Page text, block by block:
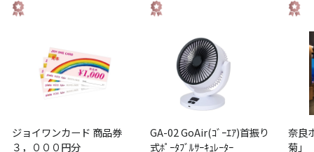
ジョイワンカード 商品券
３，０００円分
GA-02 GoAir(ｺﾞｰｴｱ)首振り
式ﾎﾟｰﾀﾌﾞﾙｻｰｷｭﾚｰﾀｰ
奈良
菊」